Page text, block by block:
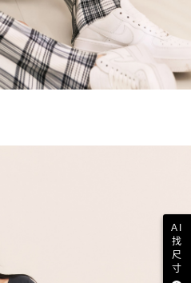
AI
找
尺
寸